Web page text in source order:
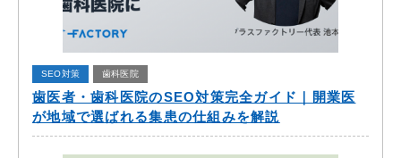
SEO対策 歯科医院
歯医者・歯科医院のSEO対策完全ガイド｜開業医
が地域で選ばれる集患の仕組みを解説